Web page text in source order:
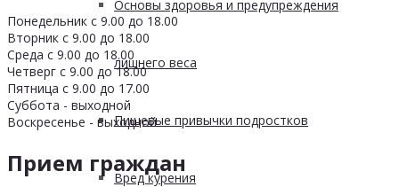
Основы здоровья и предупреждения
лишнего веса
Пищевые привычки подростков
Вред курения
Понедельник с 9.00 до 18.00
Вторник с 9.00 до 18.00
Среда с 9.00 до 18.00
Четверг с 9.00 до 18.00
Пятница с 9.00 до 17.00
Суббота - выходной
Воскресенье - выходной
Прием граждан